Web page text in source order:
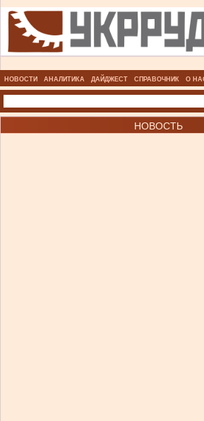
НОВОСТИ АНАЛИТИКА ДАЙДЖЕСТ СПРАВОЧНИК О
НОВОСТЬ